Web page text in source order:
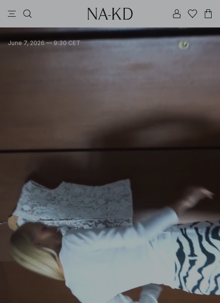
June 7, 2026 — 9:30 CET